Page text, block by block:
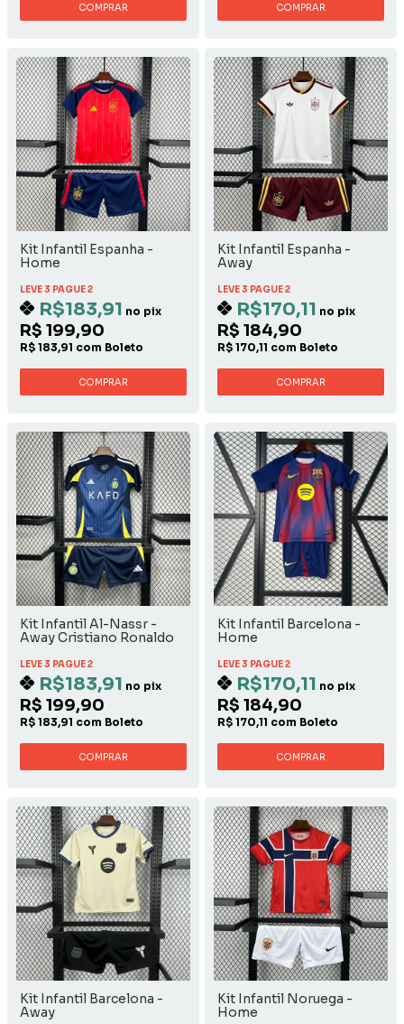
COMPRAR COMPRAR
Kit Infantil Espanha -
Home
LEVE 3 PAGUE 2
R$183,91 no pix
R$ 199,90
R$ 183,91 com Boleto
COMPRAR
Kit Infantil Espanha -
Away
LEVE 3 PAGUE 2
R$170,11 no pix
R$ 184,90
R$ 170,11 com Boleto
COMPRAR
Kit Infantil Al-Nassr -
Away Cristiano Ronaldo
LEVE 3 PAGUE 2
R$183,91 no pix
R$ 199,90
R$ 183,91 com Boleto
COMPRAR
Kit Infantil Barcelona -
Home
LEVE 3 PAGUE 2
R$170,11 no pix
R$ 184,90
R$ 170,11 com Boleto
COMPRAR
Kit Infantil Barcelona -
Away
Kit Infantil Noruega -
Home